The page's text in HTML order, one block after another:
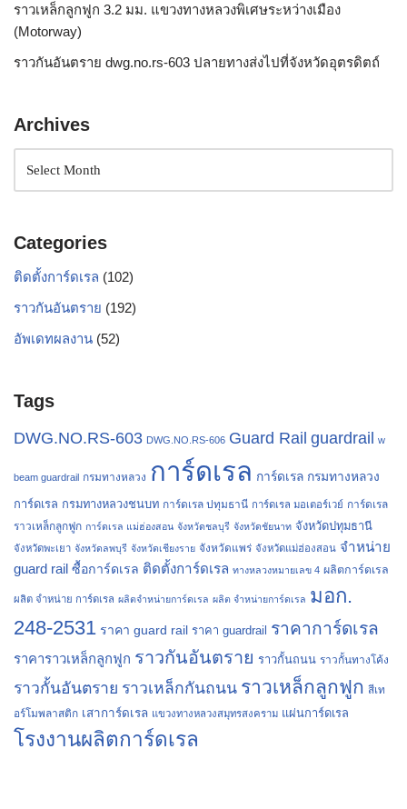
ราวเหล็กลูกฟูก 3.2 มม. แขวงทางหลวงพิเศษระหว่างเมือง
(Motorway)
ราวกันอันตราย dwg.no.rs-603 ปลายทางส่งไปที่จังหวัดอุตรดิตถ์
Archives
Categories
ติดตั้งการ์ดเรล (102)
ราวกันอันตราย (192)
อัพเดทผลงาน (52)
Tags
DWG.NO.RS-603 DWG.NO.RS-606 Guard Rail guardrail w
beam guardrail กรมทางหลวง การ์ดเรล การ์ดเรล กรมทางหลวง
การ์ดเรล กรมทางหลวงชนบท การ์ดเรล ปทุมธานี การ์ดเรล มอเตอร์เวย์ การ์ดเรล
ราวเหล็กลูกฟูก การ์ดเรล แม่ฮ่องสอน จังหวัดชลบุรี จังหวัดชัยนาท จังหวัดปทุมธานี
จังหวัดพะเยา จังหวัดลพบุรี จังหวัดเชียงราย จังหวัดแพร่ จังหวัดแม่ฮ่องสอน จำหน่าย
guard rail ซื้อการ์ดเรล ติดตั้งการ์ดเรล ทางหลวงหมายเลข 4 ผลิตการ์ดเรล
ผลิต จำหน่าย การ์ดเรล ผลิตจำหน่ายการ์ดเรล ผลิต จำหน่ายการ์ดเรล มอก.
248-2531 ราคา guard rail ราคา guardrail ราคาการ์ดเรล
ราคาราวเหล็กลูกฟูก ราวกันอันตราย ราวกั้นถนน ราวกั้นทางโค้ง
ราวกั้นอันตราย ราวเหล็กกันถนน ราวเหล็กลูกฟูก สีเท
อร์โมพลาสติก เสาการ์ดเรล แขวงทางหลวงสมุทรสงคราม แผ่นการ์ดเรล
โรงงานผลิตการ์ดเรล